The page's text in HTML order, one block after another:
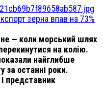
зерна впав на 73%
— коли морський шлях
на колію.
найглибше
за останні роки.
представник